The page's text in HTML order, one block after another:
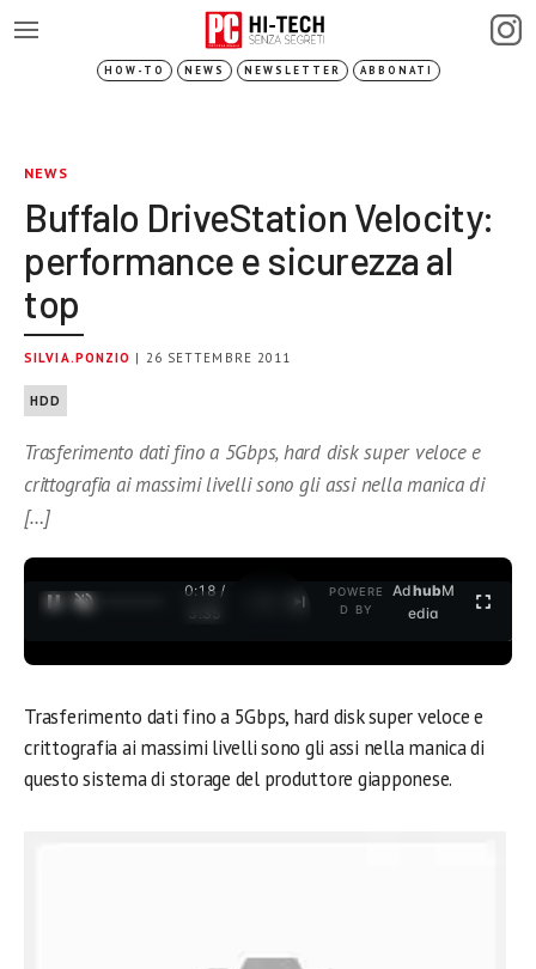
HOW-TO NEWS NEWSLETTER ABBONATI
NEWS
Buffalo DriveStation Velocity:
performance e sicurezza al
top
SILVIA.PONZIO | 26 SETTEMBRE 2011
HDD
Trasferimento dati fino a 5Gbps, hard disk super veloce e
crittografia ai massimi livelli sono gli assi nella manica di
[…]
0:18 /
3:35
POWERE
D BY
AdhubM
edia
Trasferimento dati fino a 5Gbps, hard disk super veloce e
crittografia ai massimi livelli sono gli assi nella manica di
questo sistema di storage del produttore giapponese.